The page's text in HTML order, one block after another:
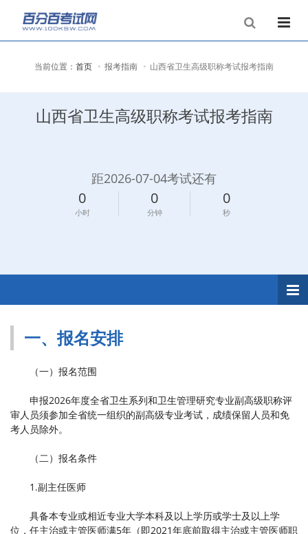
当前位置： 首页 报考指南 山西省卫生高级职称考试报考指南
山西省卫生高级职称考试报考指南
距2026-07-04考试还有
0
小时
0
分钟
0
秒
一、报名安排
（一）报名范围
申报2026年度全省卫生系列和卫生管理研究专业副高级职称评
审人员须参加全省统一组织的副高级专业考试，成绩保留人员和免
考人员除外。
（二）报名条件
1.副主任医师
具备本专业或相近专业大学本科及以上学历或学士及以上学
位，任主治或主管医师满5年（即2021年底前取得主治或主管医师职